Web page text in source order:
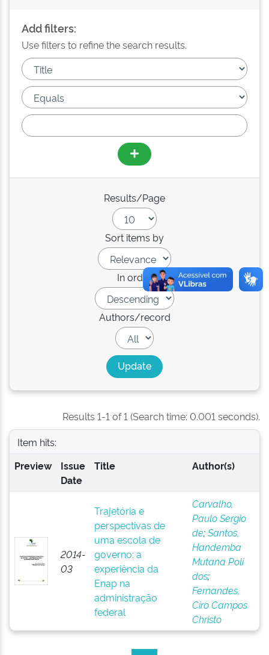
Add filters:
Use filters to refine the search results.
Results/Page
Sort items by
In order
Authors/record
Results 1-1 of 1 (Search time: 0.001 seconds).
Item hits:
Preview
Issue
Date
Title Author(s)
2014-
03
Trajetória e
perspectivas de
uma escola de
governo: a
experiência da
Enap na
administração
federal
Carvalho,
Paulo Sergio
de;Santos,
Handemba
Mutana Poli
dos;
Fernandes,
Ciro Campos
Christo